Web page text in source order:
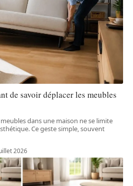
de savoir déplacer les meubles
dans une maison ne se limite
Ce geste simple, souvent
2026